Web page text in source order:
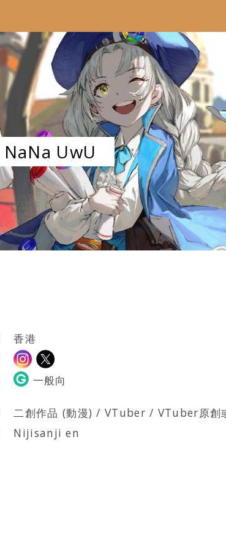
NaNa UwU
香港
一般向
二創作品 (動漫) / VTuber / VTuber原創
Nijisanji en